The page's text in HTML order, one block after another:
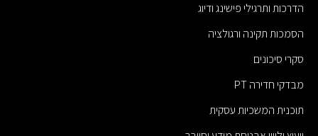
הדרכות ותרגילי פישינג ודיוג
הסמכות תקינה ורגולציה
סקרי סיכונים
מבדקי חדירה PT
תוכנית המשכיות עסקית